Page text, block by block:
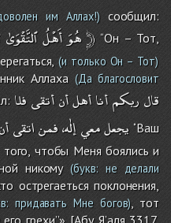
им Аллах!) сообщил:
هُوَأَهْلُ ٱلتَّقْوَىٰ ﴿‘‘Он – Тот,
(и только Он – Тот)
Аллаха (Да благословит
قالربكمأناأهلأنأتقىفلا
يجعلمعيإلٰه،فمناتقىأن
‘‘Ваш
того, чтобы Меня боялись и
никому(букв: не делали
острегаеться поклонения,
придавать Мне богов), тот